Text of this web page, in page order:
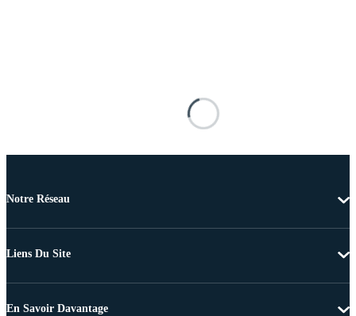
Notre Réseau
Liens Du Site
En Savoir Davantage